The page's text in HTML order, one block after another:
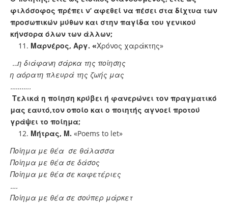
φιλόσοφος πρέπει ν’ αφεθεί να πέσει στα δίχτυα των
προσωπικών μύθων και στην παγίδα του γενικού
κήνσορα όλων των άλλων;
Μαρνέρος, Αργ. «Χρόνος χαράκτης»
…η διάφανη σάρκα της ποίησης
η αόρατη πλευρά της ζωής μας
………..
Τελικά η ποίηση κρύβει ή φανερώνει τον πραγματικό
μας εαυτό,τον οποίο και ο ποιητής αγνοεί προτού
γράψει το ποίημα;
Μήτρας, Μ. «Poems to let»
Ποίημα με θέα σε θάλασσα
Ποίημα με θέα σε δάσος
Ποίημα με θέα σε καφετέριες
….
Ποίημα με θέα σε σούπερ μάρκετ